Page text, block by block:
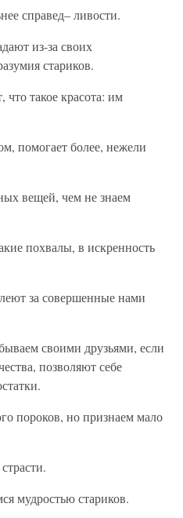
справед– ливости.
из-за своих
стариков.
такое красота: им
помогает более, нежели
вещей, чем не знаем
похвалы, в искренность
за совершенные нами
своими друзьями, если
позволяют себе
пороков, но признаем мало
мудростью стариков.